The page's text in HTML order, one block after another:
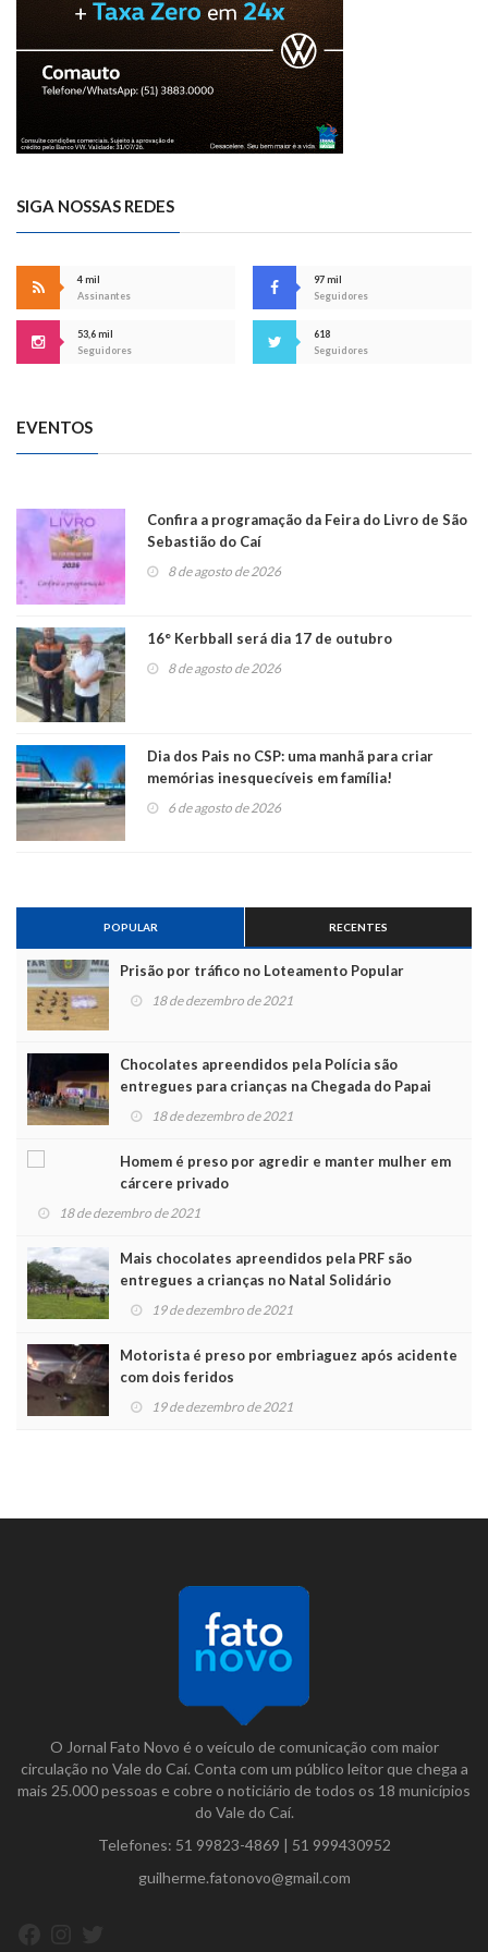
SIGA NOSSAS REDES
4 mil
Assinantes
97 mil
Seguidores
53,6 mil
Seguidores
618
Seguidores
EVENTOS
Confira a programação da Feira do Livro de São
Sebastião do Caí
8 de agosto de 2026
16° Kerbball será dia 17 de outubro
8 de agosto de 2026
Dia dos Pais no CSP: uma manhã para criar
memórias inesquecíveis em família!
6 de agosto de 2026
POPULAR RECENTES
Prisão por tráfico no Loteamento Popular
18 de dezembro de 2021
Chocolates apreendidos pela Polícia são
entregues para crianças na Chegada do Papai
Noel 18 de dezembro de 2021
Homem é preso por agredir e manter mulher em
cárcere privado
18 de dezembro de 2021
Mais chocolates apreendidos pela PRF são
entregues a crianças no Natal Solidário
19 de dezembro de 2021
Motorista é preso por embriaguez após acidente
com dois feridos
19 de dezembro de 2021
O Jornal Fato Novo é o veículo de comunicação com maior
circulação no Vale do Caí. Conta com um público leitor que chega a
mais 25.000 pessoas e cobre o noticiário de todos os 18 municípios
do Vale do Caí.
Telefones: 51 99823-4869 | 51 999430952
guilherme.fatonovo@gmail.com